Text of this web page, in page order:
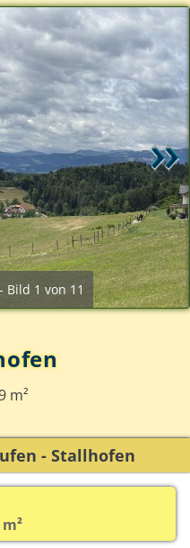
1 von 11
m²
- Stallhofen